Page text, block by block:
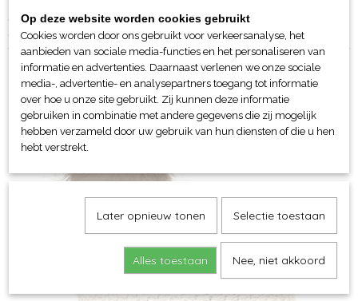
Home >webshop>Per merk >Myrtle Beach hoofd-handen
Mutsen en Beanies> Myrtle Beach fijn gehaakte beanie
Op deze website worden cookies gebruikt
Cookies worden door ons gebruikt voor verkeersanalyse, het
aanbieden van sociale media-functies en het personaliseren van
informatie en advertenties. Daarnaast verlenen we onze sociale
media-, advertentie- en analysepartners toegang tot informatie
over hoe u onze site gebruikt. Zij kunnen deze informatie
gebruiken in combinatie met andere gegevens die zij mogelijk
hebben verzameld door uw gebruik van hun diensten of die u hen
hebt verstrekt.
Later opnieuw tonen Selectie toestaan
Alles toestaan Nee, niet akkoord